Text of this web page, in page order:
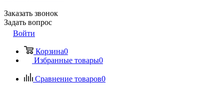
Заказать звонок
Задать вопрос
Войти
Корзина0
Избранные товары0
Сравнение товаров0